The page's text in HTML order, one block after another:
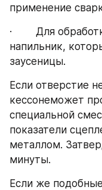
применение
·        Для
напильник,
заусеницы.
Если отверстие
кессонеможет
специальной
показатели
металлом.
минуты.
Если же